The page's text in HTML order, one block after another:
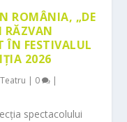
ROMÂNIA, „DE
RĂZVAN
ÎN FESTIVALUL
2026
Teatru | 0 |
spectacolului